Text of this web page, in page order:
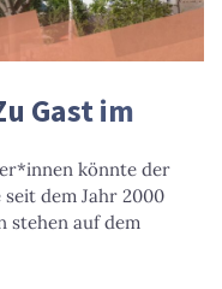
Gast im
könnte der
dem Jahr 2000
stehen auf dem